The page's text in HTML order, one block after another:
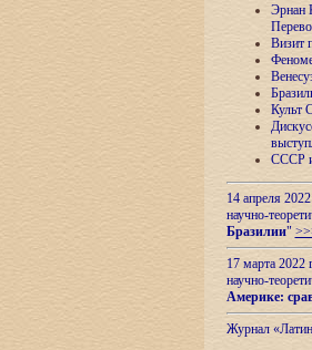
Эрнан
Визит
Культ
СССР и
14 апреля
научно-
Бразилии"
17 марта 2022
научно-
Америке:
Журнал